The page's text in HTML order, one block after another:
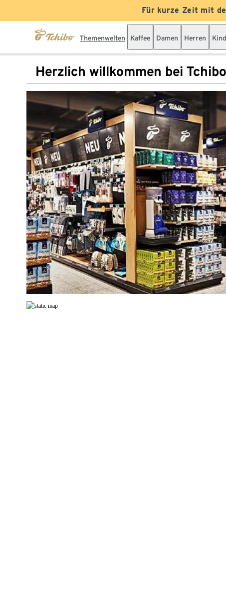
Für kurze Zeit mit
Themenwelten Kaffee Damen Herren
Herzlich willkommen bei